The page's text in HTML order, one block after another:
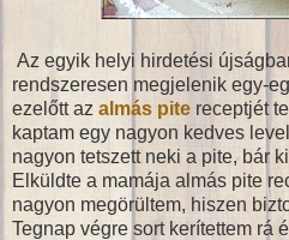
Az egyik helyi hirdetési
rendszeresen megjelenik egy-
ezelőtt az almás pite receptjét
kaptam egy nagyon kedves
nagyon tetszett neki a pite, bár
Elküldte a mamája almás pite
nagyon megörültem, hiszen
Tegnap végre sort kerítettem rá